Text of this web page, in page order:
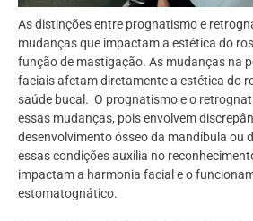
As distinções entre prognatismo e
mudanças que impactam a estética do
função de mastigação. As mudanças na
faciais afetam diretamente a estética do
saúde bucal. O prognatismo e o
essas mudanças, pois envolvem
desenvolvimento ósseo da mandíbula ou
essas condições auxilia no
impactam a harmonia facial e o
estomatognático.